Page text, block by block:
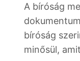
A bíróság
bíróság
minősül,